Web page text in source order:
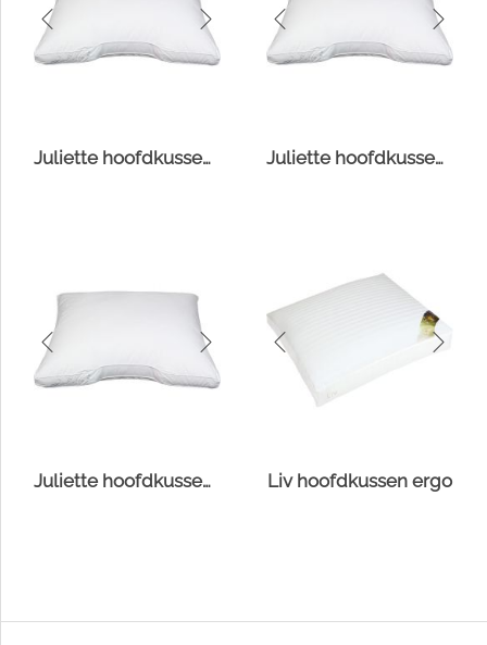
Juliette hoofdkussen Comfort-O-Bol Juliette hoofdkussen Fiberdaun
Juliette hoofdkussen Suprelle® Protect Liv hoofdkussen ergo